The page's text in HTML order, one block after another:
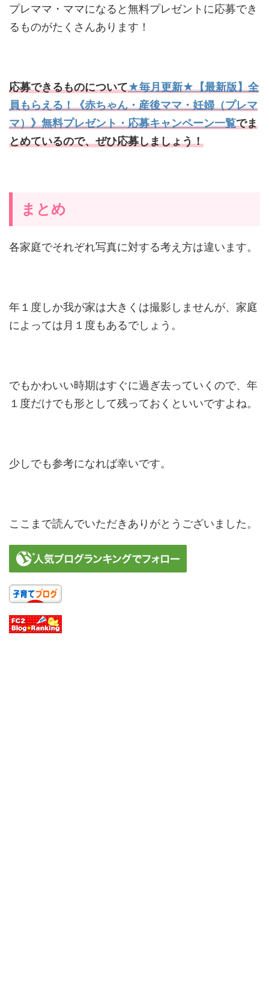
プレママ・ママになると無料プレゼントに応募でき
るものがたくさんあります！
応募できるものについて★毎月更新★【最新版】全
員もらえる！《赤ちゃん・産後ママ・妊婦（プレマ
マ）》無料プレゼント・応募キャンペーン一覧でま
とめているので、ぜひ応募しましょう！
まとめ
各家庭でそれぞれ写真に対する考え方は違います。
年１度しか我が家は大きくは撮影しませんが、家庭
によっては月１度もあるでしょう。
でもかわいい時期はすぐに過ぎ去っていくので、年
１度だけでも形として残っておくといいですよね。
少しでも参考になれば幸いです。
ここまで読んでいただきありがとうございました。